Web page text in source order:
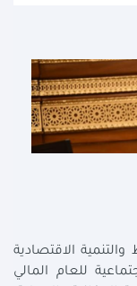
الاقتصادية
للعام المالي